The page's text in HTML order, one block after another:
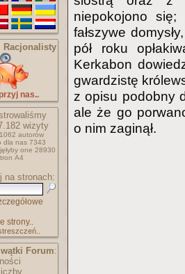
Racjonalisty
nas..
wizyty
autorów
dla nas 7343
one 28930
A4
na stronach:
strony..
Forum:
niepokojono
fałszywe
pół roku
Kerkabon
gwardzistę
z opisu podobny
ale że go
o nim zaginął.